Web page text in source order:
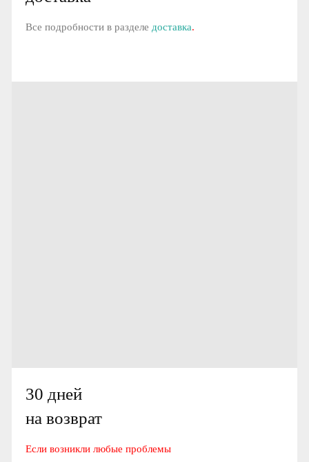
Все подробности в разделе доставка.
30 дней
на возврат
Если возникли любые проблемы